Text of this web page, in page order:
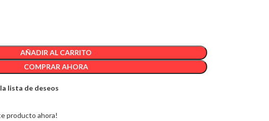
AÑADIR AL CARRITO
COMPRAR AHORA
lista de deseos
producto ahora!